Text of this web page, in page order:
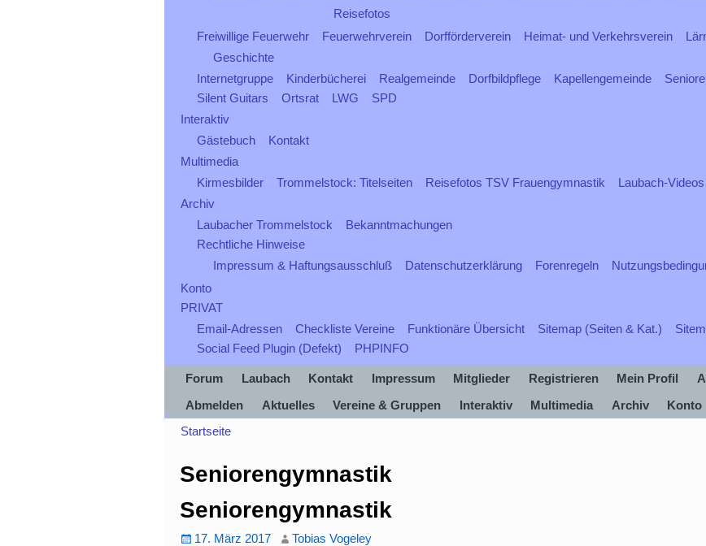
Reisefotos
Freiwillige Feuerwehr
Geschichte
Feuerwehrverein Dorfförderverein Heimat- und Verkehrsverein
Internetgruppe Kinderbücherei Realgemeinde Dorfbildpflege Kapellengemeinde
Silent Guitars
Ortsrat LWG
SPD
Interaktiv
Gästebuch
Kontakt
Multimedia
Kirmesbilder
Trommelstock: Titelseiten Reisefotos TSV Frauengymnastik Laubach-Videos
Archiv
Laubacher Trommelstock
Bekanntmachungen
Rechtliche Hinweise
Impressum & Haftungsausschluß
Datenschutzerklärung Forenregeln
Konto
PRIVAT
Email-Adressen
Checkliste Vereine Funktionäre Übersicht Sitemap (Seiten & Kat.)
Social Feed Plugin (Defekt)
PHPINFO
Forum Laubach Kontakt Impressum Mitglieder Registrieren Mein Profil
Abmelden
Aktuelles Vereine & Gruppen Interaktiv Multimedia Archiv Konto
Startseite
Seniorengymnastik
Seniorengymnastik
17. März 2017 Tobias Vogeley